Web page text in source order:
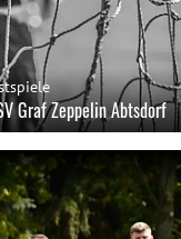
Graf Zeppelin Abtsdorf